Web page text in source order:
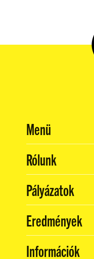
Menü
Rólunk
Pályázatok
Eredmények
Információk